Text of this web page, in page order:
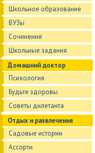
Школьное образование
ВУЗы
Сочинения
Школьные задания
Домашний доктор
Психология
Будьте здоровы
Советы дилетанта
Отдых и развлечения
Садовые истории
Ассорти